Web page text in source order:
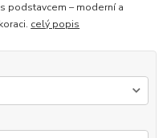
podstavcem – moderní a
celý popis